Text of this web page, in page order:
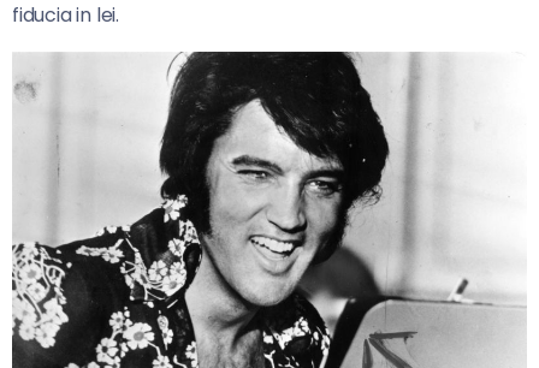
fiducia in lei.